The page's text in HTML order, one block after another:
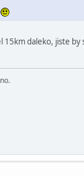
daleko, jiste